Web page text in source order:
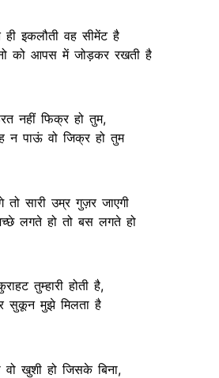
ही इकलौती वह सीमेंट है
को आपस में जोड़कर रखती है
नहीं फिक्र हो तुम,
न पाऊं वो जिक्र हो तुम
तो सारी उम्र गुज़र जाएगी
लगते हो तो बस लगते हो
तुम्हारी होती है,
सुकून मुझे मिलता है
वो खुशी हो जिसके बिना,